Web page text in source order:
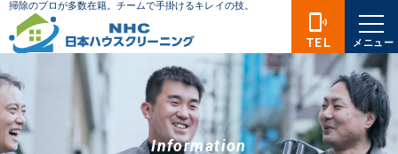
Information
phonelink_ring
TEL メニュー